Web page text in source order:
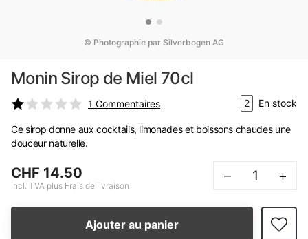
© Photographie par Silverbogen AG
Monin Sirop de Miel 70cl
1 Commentaires 2 En stock
Ce sirop donne aux cocktails, limonades et boissons chaudes une
douceur naturelle.
CHF 14.50
Incl. TVA plus Frais de livraison
– +
Ajouter au panier